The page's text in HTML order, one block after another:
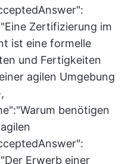
Zertifizierung im
ist eine formelle
und Fertigkeiten
agilen Umgebung
benötigen
Erwerb einer